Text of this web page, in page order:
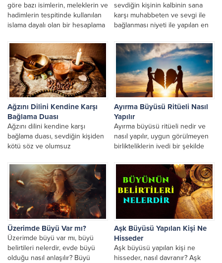
göre bazı isimlerin, meleklerin ve
hadimlerin tespitinde kullanılan
islama dayalı olan bir hesaplama
sevdiğin kişinin kalbinin sana
karşı muhabbeten ve sevgi ile
bağlanması niyeti ile yapılan en
Ağzını Dilini Kendine Karşı
Bağlama Duası
Ağzını dilini kendine karşı
bağlama duası, sevdiğin kişiden
kötü söz ve olumsuz
yapılan etkili ağız dil bağı...
Ayırma Büyüsü Ritüeli Nasıl
Yapılır
Ayırma büyüsü ritüeli nedir ve
nasıl yapılır, uygun görülmeyen
birlikteliklerin ivedi bir şekilde
niyetinde yapılan gerçek
rahmani...
Üzerimde Büyü Var mı?
Üzerimde büyü var mı, büyü
belirtileri nelerdir, evde büyü
olduğu nasıl anlaşılır? Büyü
Aşk Büyüsü Yapılan Kişi Ne
Hisseder
Aşk büyüsü yapılan kişi ne
hisseder, nasıl davranır? Aşk